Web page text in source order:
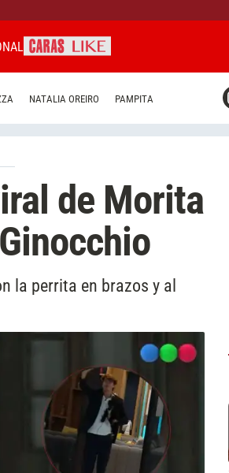
NATALIA OREIRO PAMPITA
de Morita
la perrita en brazos y al